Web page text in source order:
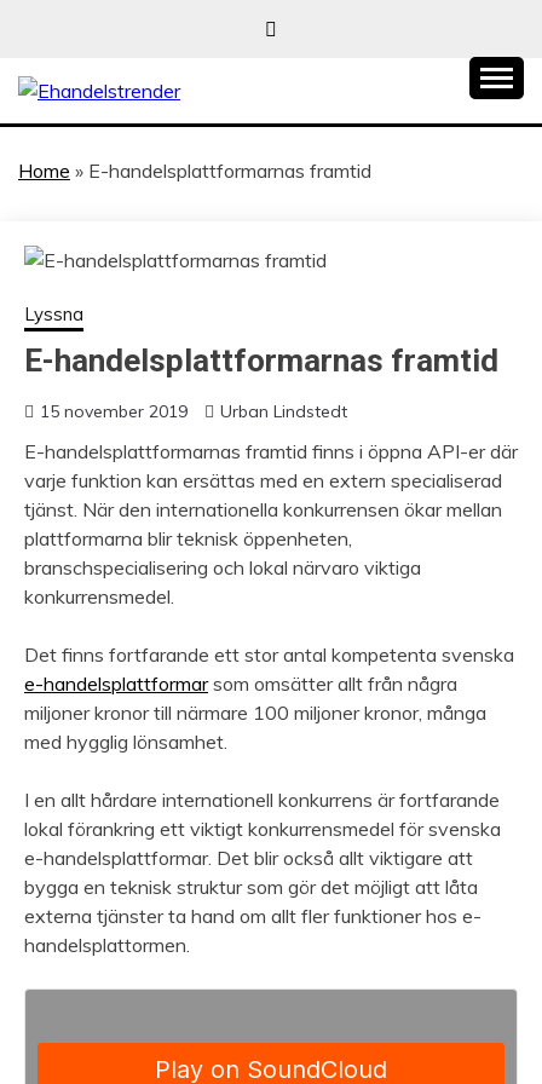
content
Home » E-handelsplattformarnas framtid
Lyssna
E-handelsplattformarnas framtid
15 november 2019 Urban Lindstedt
E-handelsplattformarnas framtid finns i öppna API-er där
varje funktion kan ersättas med en extern specialiserad
tjänst. När den internationella konkurrensen ökar mellan
plattformarna blir teknisk öppenheten,
branschspecialisering och lokal närvaro viktiga
konkurrensmedel.
Det finns fortfarande ett stor antal kompetenta svenska
e-handelsplattformarsom omsätter allt från några
miljoner kronor till närmare 100 miljoner kronor, många
med hygglig lönsamhet.
I en allt hårdare internationell konkurrens är fortfarande
lokal förankring ett viktigt konkurrensmedel för svenska
e-handelsplattformar. Det blir också allt viktigare att
bygga en teknisk struktur som gör det möjligt att låta
externa tjänster ta hand om allt fler funktioner hos e-
handelsplattormen.